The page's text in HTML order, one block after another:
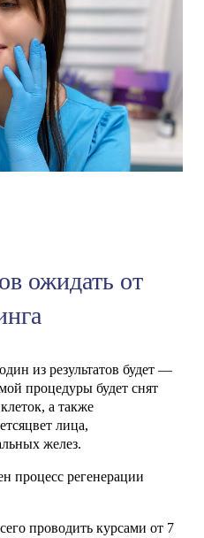
ожидать от
из результатов будет —
процедуры будет снят
а также
лица,
желез.
процесс регенерации
проводить курсами от 7